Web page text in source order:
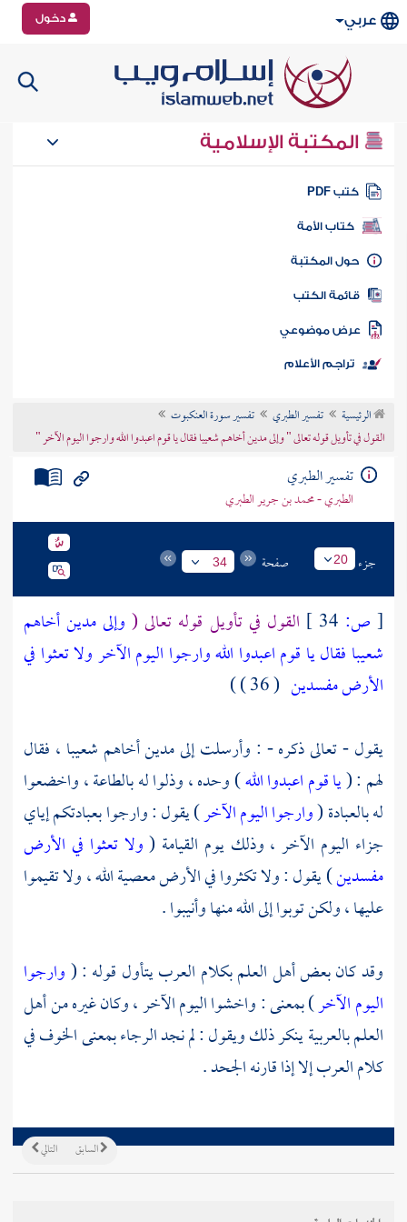
عربي دخول
المكتبة الإسلامية
كتب PDF
كتاب الأمة
المكتبة
الكتب
موضوعي
تراجم الأعلام
الرئيسية تفسير الطبري
تفسير سورة العنكبوت
القول في تأويل قوله تعالى " وإلى مدين أخاهم شعيبا فقال يا قوم اعبدوا الله وارجوا اليوم الآخر "
تفسير الطبري
الطبري - محمد بن جرير الطبري
جزء 20 صفحة 34
[ ص: القول في تأويل قوله تعالى ( وإلى مدين أخاهم
شعيبا فقال يا قوم اعبدوا الله وارجوا اليوم الآخر ولا تعثوا في
الأرض مفسدين ( 36 ) )
يقول - تعالى ذكره - : وأرسلت إلىمدينأخاهم شعيبا ، فقال
لهم : (يا قوم اعبدوا الله) وحده ، وذلوا له بالطاعة ، واخضعوا
له بالعبادة (وارجوا اليوم الآخر) يقول : وارجوا بعبادتكم إياي
جزاء اليوم الآخر ، وذلك يوم القيامة (ولا تعثوا في الأرض
مفسدين) يقول : ولا تكثروا في الأرض معصية الله ، ولا تقيموا
عليها ، ولكن توبوا إلى الله منها وأنيبوا .
وقد كان بعض أهل العلم بكلام العرب يتأول قوله : (وارجوا
اليوم الآخر) بمعنى : واخشوا اليوم الآخر ، وكان غيره من أهل
العلم بالعربية ينكر ذلك ويقول : لم نجد الرجاء بمعنى الخوف في
كلام العرب إلا إذا قارنه الجحد .
التالي السابق